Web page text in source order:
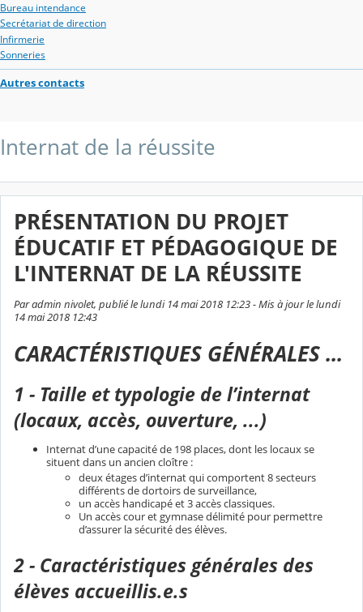
Bureau intendance
Secrétariat de direction
Infirmerie
Sonneries
Autres contacts
Internat de la réussite
PRÉSENTATION DU PROJET
ÉDUCATIF ET PÉDAGOGIQUE DE
L'INTERNAT DE LA RÉUSSITE
Par admin nivolet, publié le lundi 14 mai 2018 12:23 - Mis à jour le lundi
14 mai 2018 12:43
CARACTÉRISTIQUES GÉNÉRALES ...
1 - Taille et typologie de l’internat
(locaux, accès, ouverture, ...)
Internat d’une capacité de 198 places, dont les locaux se
situent dans un ancien cloître :
deux étages d’internat qui comportent 8 secteurs
différents de dortoirs de surveillance,
un accès handicapé et 3 accès classiques.
Un accès cour et gymnase délimité pour permettre
d’assurer la sécurité des élèves.
2 - Caractéristiques générales des
élèves accueillis.e.s